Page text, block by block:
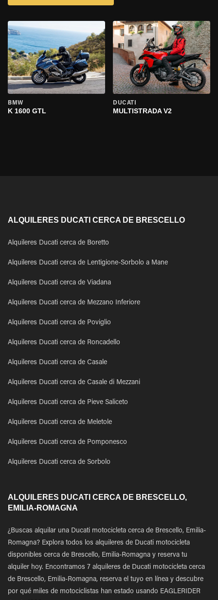
BMW
K 1600 GTL
DUCATI
MULTISTRADA V2
ALQUILERES DUCATI CERCA DE BRESCELLO
Alquileres Ducati cerca de Boretto
Alquileres Ducati cerca de Lentigione-Sorbolo a Mane
Alquileres Ducati cerca de Viadana
Alquileres Ducati cerca de Mezzano Inferiore
Alquileres Ducati cerca de Poviglio
Alquileres Ducati cerca de Roncadello
Alquileres Ducati cerca de Casale
Alquileres Ducati cerca de Casale di Mezzani
Alquileres Ducati cerca de Pieve Saliceto
Alquileres Ducati cerca de Meletole
Alquileres Ducati cerca de Pomponesco
Alquileres Ducati cerca de Sorbolo
ALQUILERES DUCATI CERCA DE BRESCELLO,
EMILIA-ROMAGNA
¿Buscas alquilar una Ducati motocicleta cerca de Brescello, Emilia-
Romagna? Explora todos los alquileres de Ducati motocicleta
disponibles cerca de Brescello, Emilia-Romagna y reserva tu
alquiler hoy. Encontramos 7 alquileres de Ducati motocicleta cerca
de Brescello, Emilia-Romagna, reserva el tuyo en línea y descubre
por qué miles de motociclistas han estado usando EAGLERIDER